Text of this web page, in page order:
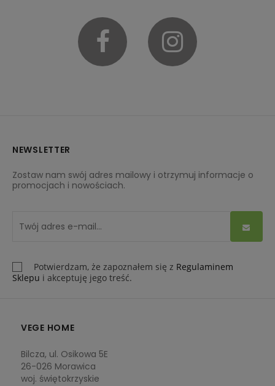
Facebook
NEWSLETTER
Zostaw nam swój adres mailowy i otrzymuj informacje o
promocjach i nowościach.
Potwierdzam, że zapoznałem się z Regulaminem
Sklepu i akceptuję jego treść.
VEGE HOME
Bilcza, ul. Osikowa 5E
26-026 Morawica
woj. świętokrzyskie